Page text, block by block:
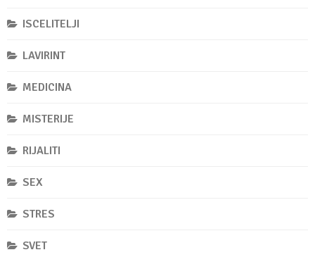
ISCELITELJI
LAVIRINT
MEDICINA
MISTERIJE
RIJALITI
SEX
STRES
SVET